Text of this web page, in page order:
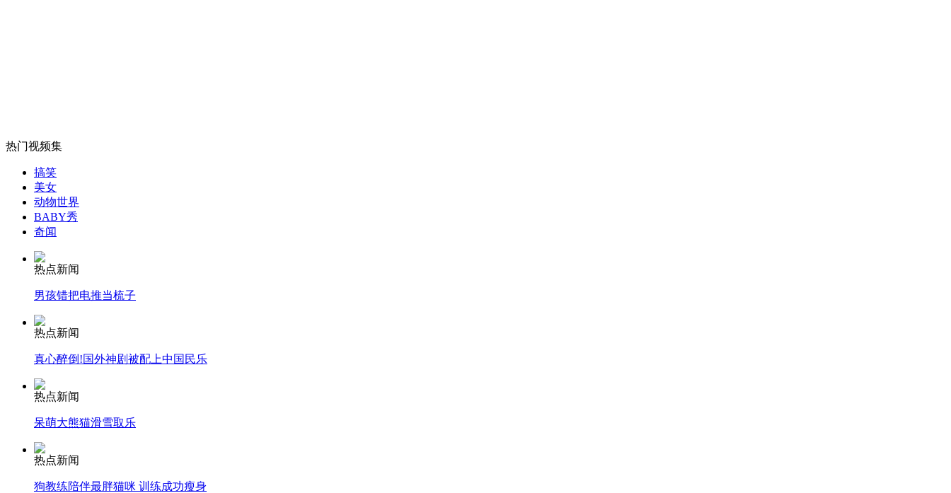
无痛分娩是否安全 医生回应
外交部：反对强权政治霸凌主义
外交部：有关国家言论片面不公正
安徽一实载49人客车翻车
走！跟着总书记去植树
热门视频集
搞笑
美女
动物世界
BABY秀
奇闻
热点新闻
男孩错把电推当梳子
热点新闻
真心醉倒!国外神剧被配上中国民乐
热点新闻
呆萌大熊猫滑雪取乐
热点新闻
狗教练陪伴最胖猫咪 训练成功瘦身